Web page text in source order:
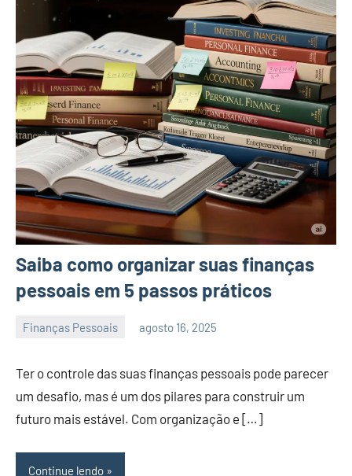
Saiba como organizar suas finanças
pessoais em 5 passos práticos
Finanças Pessoais agosto 16, 2025
Ter o controle das suas finanças pessoais pode parecer
um desafio, mas é um dos pilares para construir um
futuro mais estável. Com organização e […]
Continue lendo